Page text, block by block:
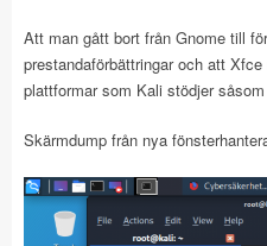
Att man gått bort från Gnome till
prestandaförbättringar och att
plattformar som Kali stödjer
Skärmdump från nya